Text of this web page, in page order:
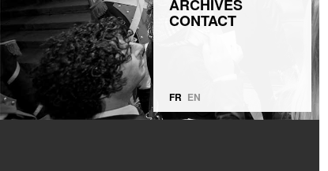
ARCHIVES
CONTACT
FR EN